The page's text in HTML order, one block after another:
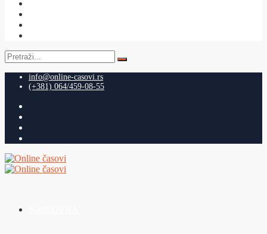
Pretraga
za:
info@online-casovi.rs
(+381) 064/459-08-55